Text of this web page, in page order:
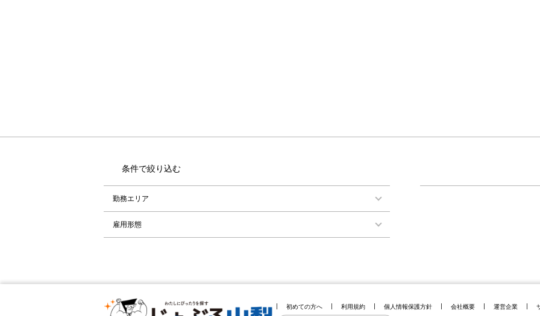
条件で絞り込む
勤務エリア
雇用形態
初めての方へ 利用規約 個人情報保護方針 会社概要 運営企業